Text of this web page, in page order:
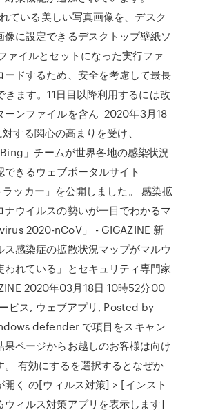
ている美しい写真画像を、デスク
像に設定できるデスクトップ壁紙ソ
ァイルとセットになった実行ファ
ードするため、安全を考慮して最長
きます。11日目以降利用するには改
ーンファイルを含ん 2020年3月18
する関心の高まりを受け、
」チームが世界各地の感染状況
できるウェブポータルサイト
ラッカー」を公開しました。 感染拡
ナウイルスの勢いが一目でわかるマ
2020-nCoV」 - GIGAZINE 新
ス感染症の拡散状況マップがマルウ
われている」とセキュリティ専門家
2020年03月18日 10時52分00
ビス, ウェブアプリ, Posted by
defender で項目をスキャン
果ページからお越しのお客様は向け
。 有効にするを選択するとなぜか
開く の[ウィルス対策] > [インスト
ウィルス対策アプリを表示します]